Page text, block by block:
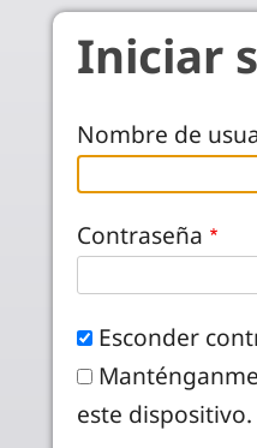
Pasar al contenido
Iniciar
Nombre de
Contraseña
Esconder
este dispositivo.